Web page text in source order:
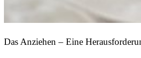
Das Anziehen – Eine